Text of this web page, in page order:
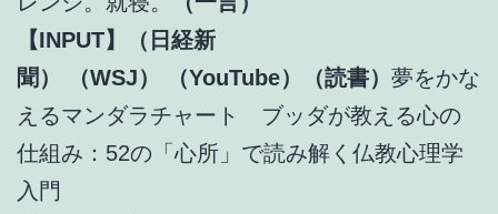
【INPUT】（日経新
聞）
（WSJ） （YouTube）（読書） 夢をかな
えるマンダラチャート ブッダが教える心の
仕組み：52の「心所」で読み解く仏教心理学
入門